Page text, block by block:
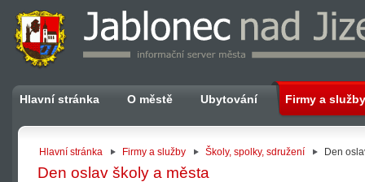
Hlavní stránka O městě Ubytování Firmy a služby
Hlavní stránka Firmy a služby Školy, spolky, sdružení Den
Den oslav školy a města